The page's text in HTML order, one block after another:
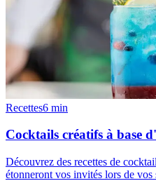
Recettes6 min
Cocktails créatifs à base
Découvrez des recettes de
étonneront vos invités lors de vos